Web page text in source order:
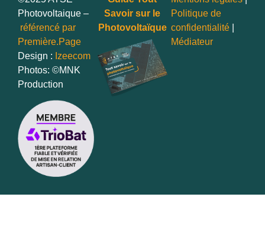
Photovoltaique –
référencé par
Première.Page
Design : Izeecom
Photos: ©MNK
Production
Savoir sur le
Photovoltaïque
Politique de
confidentialité|
Médiateur